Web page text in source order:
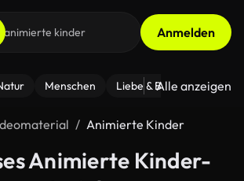
Anmelden
Menschen Liebe & Beziehungen
Alle anzeigen
Animierte Kinder
Animierte Kinder-